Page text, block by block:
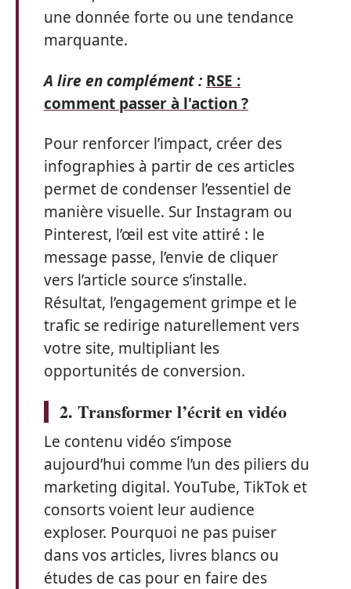
une donnée forte ou une tendance
marquante.
A lire en complément : RSE :
comment passer à l'action ?
Pour renforcer l’impact, créer des
infographies à partir de ces articles
permet de condenser l’essentiel de
manière visuelle. Sur Instagram ou
Pinterest, l’œil est vite attiré : le
message passe, l’envie de cliquer
vers l’article source s’installe.
Résultat, l’engagement grimpe et le
trafic se redirige naturellement vers
votre site, multipliant les
opportunités de conversion.
2. Transformer l’écrit en vidéo
Le contenu vidéo s’impose
aujourd’hui comme l’un des piliers du
marketing digital. YouTube, TikTok et
consorts voient leur audience
exploser. Pourquoi ne pas puiser
dans vos articles, livres blancs ou
études de cas pour en faire des